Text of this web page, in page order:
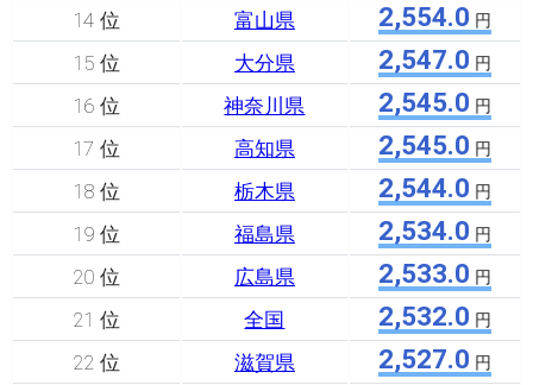
14 位 富山県 2,554.0 円
15 位 大分県 2,547.0 円
16 位 神奈川県 2,545.0 円
17 位 高知県 2,545.0 円
18 位 栃木県 2,544.0 円
19 位 福島県 2,534.0 円
20 位 広島県 2,533.0 円
21 位 全国 2,532.0 円
22 位 滋賀県 2,527.0 円